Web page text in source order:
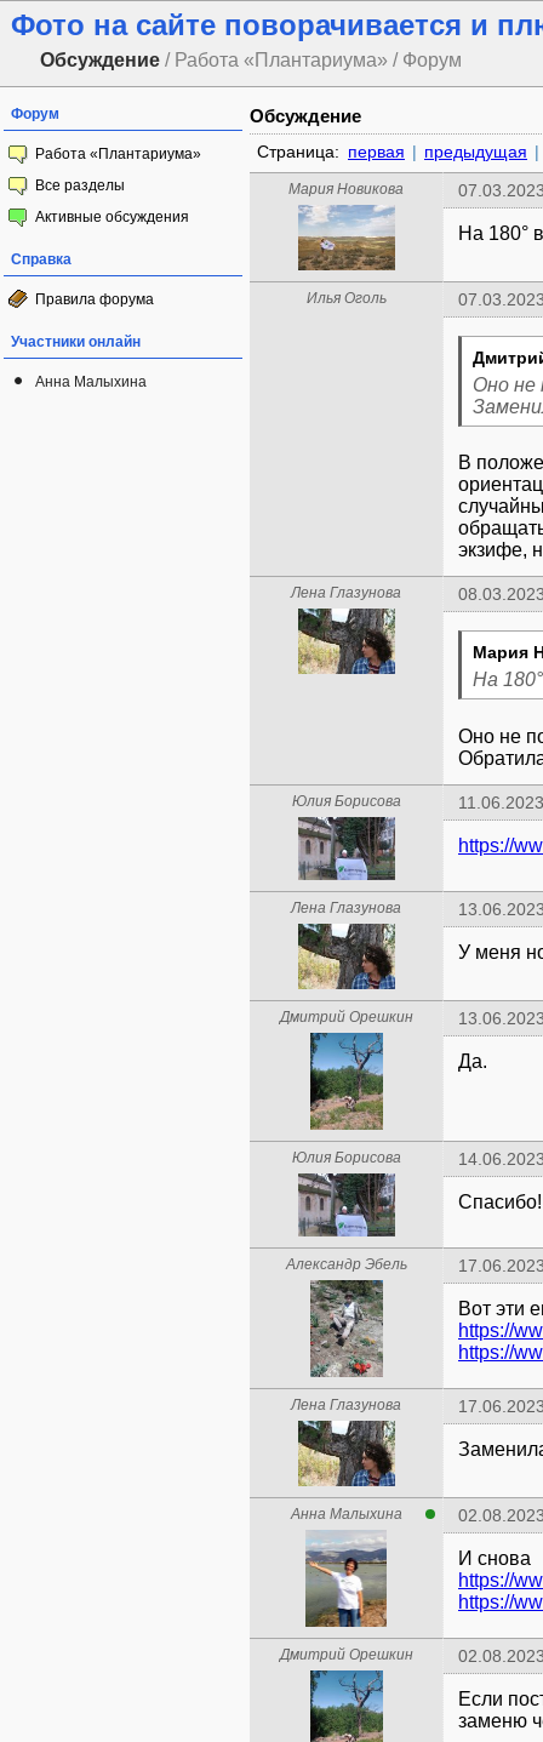
Фото на сайте поворачивается и
Обсуждение / Работа «Плантариума» / Форум
Форум
Работа «Плантариума»
Все разделы
Активные обсуждения
Справка
Правила форума
Участники онлайн
Анна Малыхина
Обсуждение
Страница: первая | предыдущая |
Мария Новикова
На 180°
Илья Оголь
Оно не
В
экзифе,
Лена Глазунова
Мария
На
Оно не
Юлия Борисова
https://
Лена Глазунова
У меня
Дмитрий Орешкин
Да.
Юлия Борисова
Спасибо!
Александр Эбель
https://
https://
Лена Глазунова
Анна Малыхина
И снова
https://
https://
Дмитрий Орешкин
Если
заменю